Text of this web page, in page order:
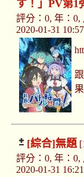
す！」PV第1
評分：0, 年：0,
2020-01-31
[綜合]無題[
評分：0, 年：0,
2020-01-31